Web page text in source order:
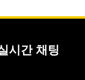
시간 채팅